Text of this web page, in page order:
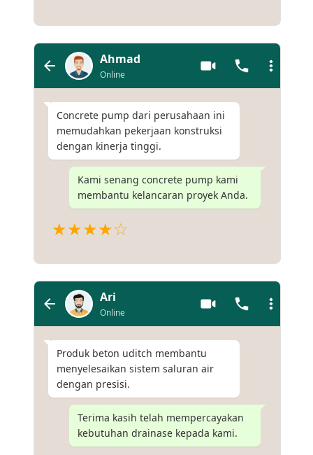
Ahmad
Online
Concrete pump dari perusahaan ini
memudahkan pekerjaan konstruksi
dengan kinerja tinggi.
Kami senang concrete pump kami
membantu kelancaran proyek Anda.
★★★★☆
Ari
Online
Produk beton uditch membantu
menyelesaikan sistem saluran air
dengan presisi.
Terima kasih telah mempercayakan
kebutuhan drainase kepada kami.